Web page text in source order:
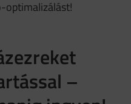
optimalizálást!
–